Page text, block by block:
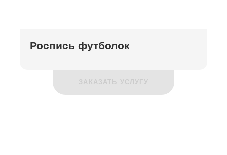
Роспись футболок
ЗАКАЗАТЬ УСЛУГУ